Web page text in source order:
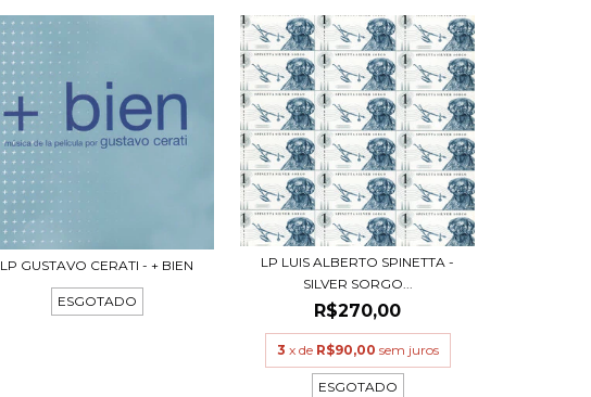
LP GUSTAVO CERATI - + BIEN
ESGOTADO
LP LUIS ALBERTO SPINETTA -
SILVER SORGO...
R$270,00
3 x de R$90,00 sem juros
ESGOTADO